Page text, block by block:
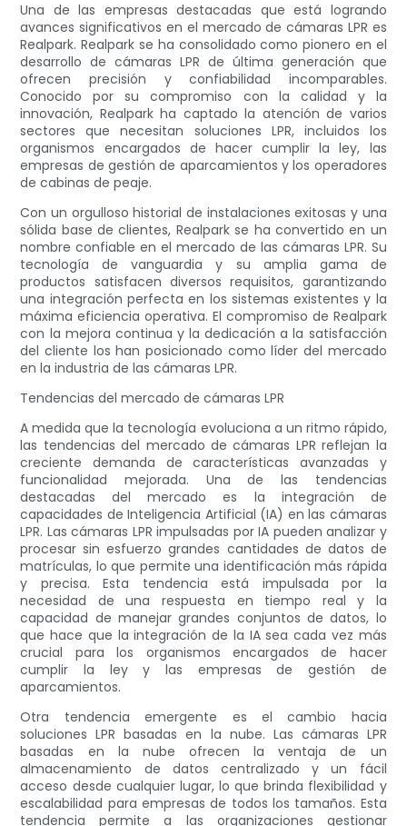
Una de las empresas destacadas que está logrando
avances significativos en el mercado de cámaras LPR es
Realpark. Realpark se ha consolidado como pionero en el
desarrollo de cámaras LPR de última generación que
ofrecen precisión y confiabilidad incomparables.
Conocido por su compromiso con la calidad y la
innovación, Realpark ha captado la atención de varios
sectores que necesitan soluciones LPR, incluidos los
organismos encargados de hacer cumplir la ley, las
empresas de gestión de aparcamientos y los operadores
de cabinas de peaje.
Con un orgulloso historial de instalaciones exitosas y una
sólida base de clientes, Realpark se ha convertido en un
nombre confiable en el mercado de las cámaras LPR. Su
tecnología de vanguardia y su amplia gama de
productos satisfacen diversos requisitos, garantizando
una integración perfecta en los sistemas existentes y la
máxima eficiencia operativa. El compromiso de Realpark
con la mejora continua y la dedicación a la satisfacción
del cliente los han posicionado como líder del mercado
en la industria de las cámaras LPR.
Tendencias del mercado de cámaras LPR
A medida que la tecnología evoluciona a un ritmo rápido,
las tendencias del mercado de cámaras LPR reflejan la
creciente demanda de características avanzadas y
funcionalidad mejorada. Una de las tendencias
destacadas del mercado es la integración de
capacidades de Inteligencia Artificial (IA) en las cámaras
LPR. Las cámaras LPR impulsadas por IA pueden analizar y
procesar sin esfuerzo grandes cantidades de datos de
matrículas, lo que permite una identificación más rápida
y precisa. Esta tendencia está impulsada por la
necesidad de una respuesta en tiempo real y la
capacidad de manejar grandes conjuntos de datos, lo
que hace que la integración de la IA sea cada vez más
crucial para los organismos encargados de hacer
cumplir la ley y las empresas de gestión de
aparcamientos.
Otra tendencia emergente es el cambio hacia
soluciones LPR basadas en la nube. Las cámaras LPR
basadas en la nube ofrecen la ventaja de un
almacenamiento de datos centralizado y un fácil
acceso desde cualquier lugar, lo que brinda flexibilidad y
escalabilidad para empresas de todos los tamaños. Esta
tendencia permite a las organizaciones gestionar